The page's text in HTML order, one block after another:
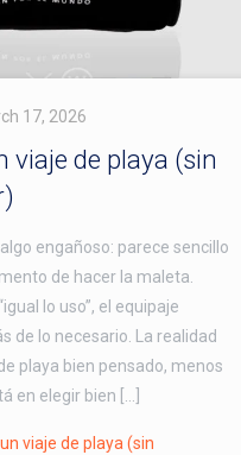
17, 2026
viaje de playa (sin
engañoso: parece sencillo
de hacer la maleta.
lo uso”, el equipaje
de lo necesario. La realidad
playa bien pensado, menos
en elegir bien […]
viaje de playa (sin